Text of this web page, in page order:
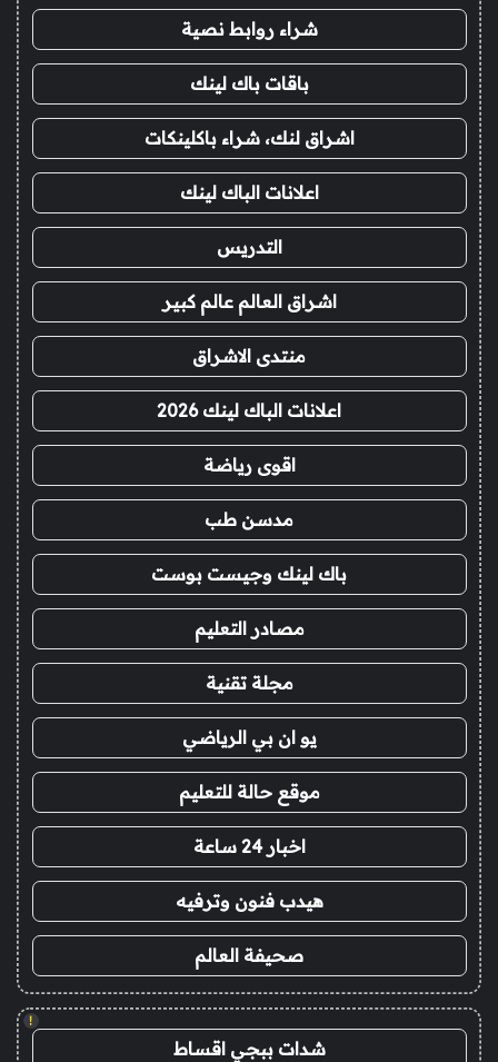
شراء روابط نصية
باقات باك لينك
اشراق لنك، شراء باكلينكات
اعلانات الباك لينك
التدريس
اشراق العالم عالم كبير
منتدى الاشراق
اعلانات الباك لينك 2026
اقوى رياضة
مدسن طب
باك لينك وجيست بوست
مصادر التعليم
مجلة تقنية
يو ان بي الرياضي
موقع حالة للتعليم
اخبار 24 ساعة
هيدب فنون وترفيه
صحيفة العالم
!
شدات ببجي اقساط